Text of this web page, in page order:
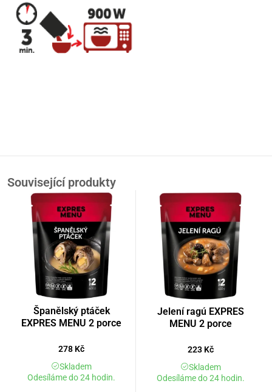
Související produkty
Španělský ptáček
EXPRES MENU 2 porce
278 Kč
Skladem
Odesíláme do 24 hodin.
Jelení ragú EXPRES
MENU 2 porce
223 Kč
Skladem
Odesíláme do 24 hodin.